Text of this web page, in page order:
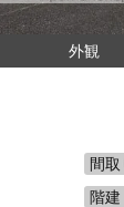
外観
間取
階建